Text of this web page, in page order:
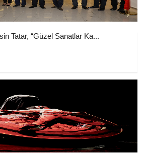
Tatar, “Güzel Sanatlar Ka...